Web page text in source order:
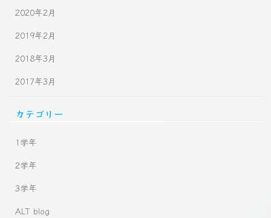
2020年2月
2019年2月
2018年3月
2017年3月
カテゴリー
1学年
2学年
3学年
ALT blog